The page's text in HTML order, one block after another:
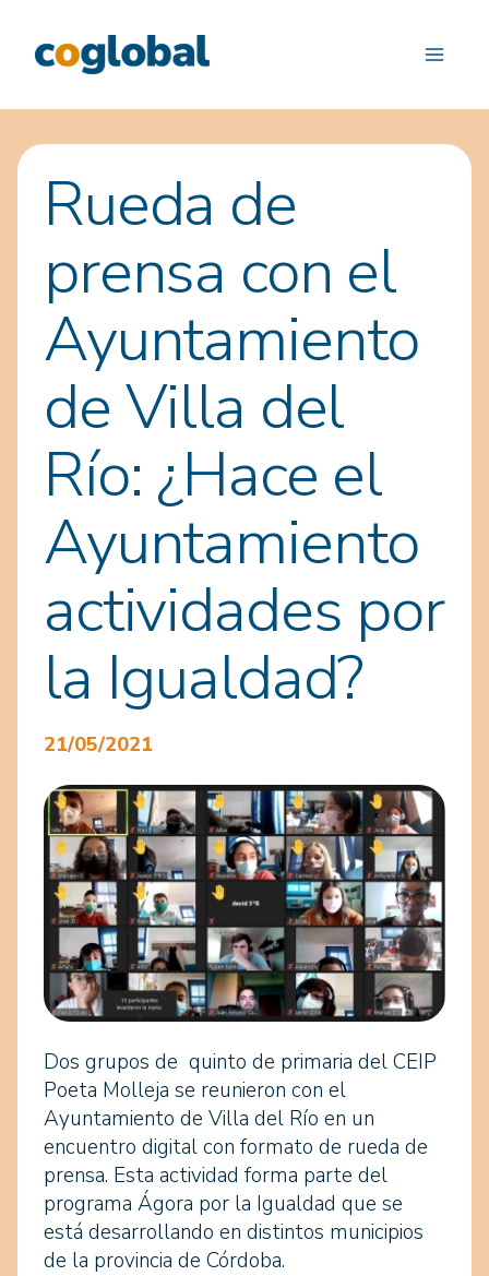
contenido
Rueda de
prensa con el
Ayuntamiento
de Villa del
Río: ¿Hace el
Ayuntamiento
actividades por
la Igualdad?
21/05/2021
Dos grupos de quinto de primaria del CEIP
Poeta Molleja se reunieron con el
Ayuntamiento de Villa del Río en un
encuentro digital con formato de rueda de
prensa. Esta actividad forma parte del
programa Ágora por la Igualdad que se
está desarrollando en distintos municipios
de la provincia de Córdoba.